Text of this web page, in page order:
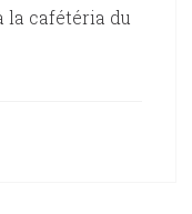
la cafétéria du